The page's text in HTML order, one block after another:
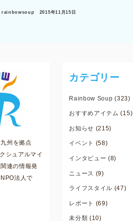
rainbowsoup 2015年11月15日
州を拠点
シュアルマイ
連の情報発
法人で
カテゴリー
Rainbow Soup (323)
おすすめアイテム (15)
お知らせ (215)
イベント (58)
インタビュー (8)
ニュース (9)
ライフスタイル (47)
レポート (69)
未分類 (10)